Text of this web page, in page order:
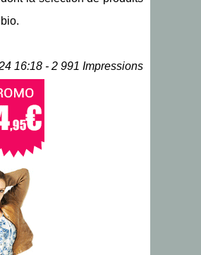
16:18 - 2 991 Impressions